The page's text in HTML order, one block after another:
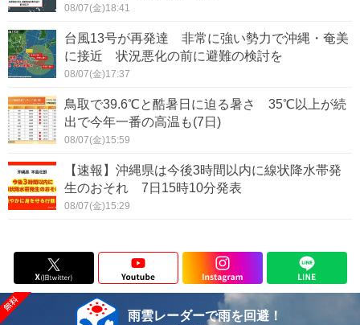
08/07(金)18:41
台風13号が再発達 非常に強い勢力で沖縄・奄美
に接近 状況悪化の前に避難の検討を
08/07(金)17:37
鳥取で39.6℃と酷暑日に迫る暑さ 35℃以上が続
出で今年一番の高温も(7日)
08/07(金)15:59
【速報】沖縄県は今後3時間以内に線状降水帯発
生のおそれ 7日15時10分発表
08/07(金)15:29
雨雲レーダーで雨を回避！